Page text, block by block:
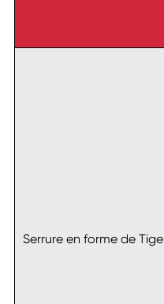
Serrure en forme de Tige